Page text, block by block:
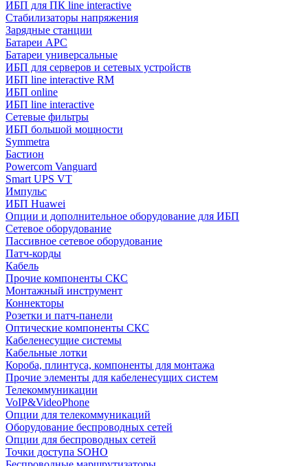
ИБП для ПК linе interactive
Стабилизаторы напряжения
Зарядные станции
Батареи APC
Батареи универсальные
ИБП для серверов и сетевых устройств
ИБП line interactive RM
ИБП online
ИБП linе interactive
Сетевые фильтры
ИБП большой мощности
Symmetra
Бастион
Powercom Vanguard
Smart UPS VT
Импульс
ИБП Huawei
Опции и дополнительное оборудование для ИБП
Сетевое оборудование
Пассивное сетевое оборудование
Патч-корды
Кабель
Прочие компоненты СКС
Монтажный инструмент
Коннекторы
Розетки и патч-панели
Оптические компоненты СКС
Кабеленесущие системы
Кабельные лотки
Короба, плинтуса, компоненты для монтажа
Прочие элементы для кабеленесущих систем
Телекоммуникации
VoIP&VideoPhone
Опции для телекоммуникаций
Оборудование беспроводных сетей
Опции для беспроводных сетей
Точки доступа SOHO